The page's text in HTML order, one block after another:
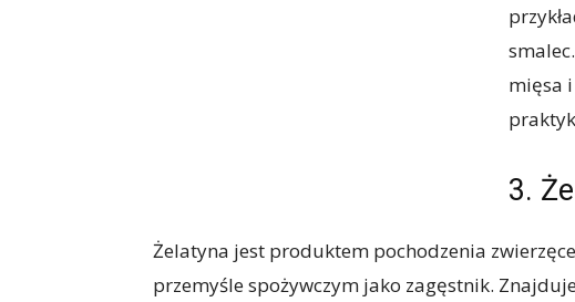
mięsa
3.
Żelatyna jest produktem pochodzenia
przemyśle spożywczym jako zagęstnik.